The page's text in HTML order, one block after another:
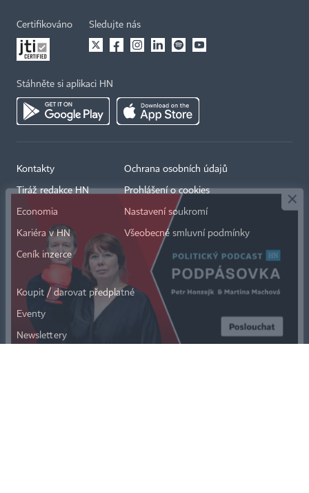
Certifikováno Sledujte nás
Stáhněte si aplikaci HN
Kontakty
Tiráž redakce HN
Economia
Kariéra v HN
Ceník inzerce
Ochrana osobních údajů
Prohlášení o cookies
Nastavení soukromí
Všeobecné smluvní podmínky
Koupit / darovat předplatné
Eventy
Newslettery